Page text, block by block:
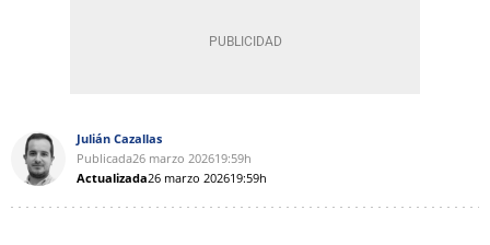
Julián Cazallas
Publicada26 marzo 202619:59h
Actualizada26 marzo 202619:59h